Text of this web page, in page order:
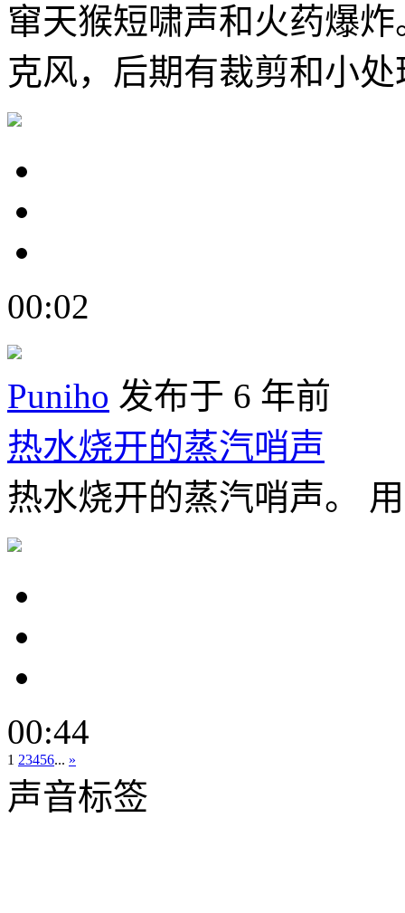
窜天猴短啸声和火药爆
克风，后期有裁剪和小处
00:02
Puniho 发布于 6 年前
热水烧开的蒸汽哨声
热水烧开的蒸汽哨声。
00:44
1 23456... »
声音标签